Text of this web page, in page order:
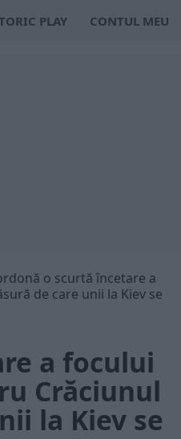
PLAY CONTUL MEU
o scurtă încetare a
de care unii la Kiev se
a focului
Crăciunul
la Kiev se